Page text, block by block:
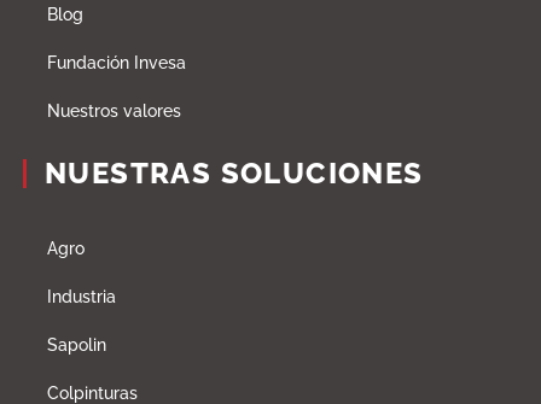
Blog
Fundación Invesa
Nuestros valores
NUESTRAS SOLUCIONES
Agro
Industria
Sapolin
Colpinturas